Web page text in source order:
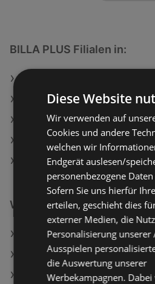
BILLA PLUS Filialen in:
BILLA PLUS in Neunkirchen
BILLA PLUS in Tulln an der
BILLA PLUS in Wels
BILLA PLUS in Kapfenberg
Weiterführende Links
Ja! Natürlich Leichtmilch
Clever Krustenbrot
Ja! Natürlich Bio
Diese Website
Wir verwenden auf
Cookies und andere
welchen wir
Endgerät auslesen/
personenbezogene
Sofern Sie uns hierfür
erteilen, geschieht dies
externer Medien, die
Personalisierung unserer
Ausspielen
die Auswertung unserer
Werbekampagnen.